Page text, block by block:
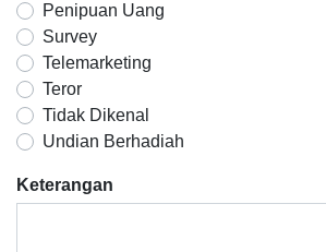
Penipuan Uang
Survey
Telemarketing
Teror
Tidak Dikenal
Undian Berhadiah
Keterangan